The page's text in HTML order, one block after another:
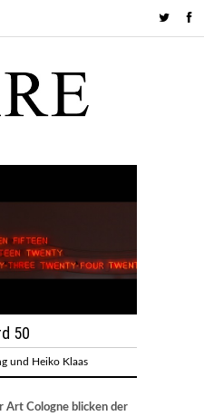
50
und Heiko Klaas
Art Cologne blicken der